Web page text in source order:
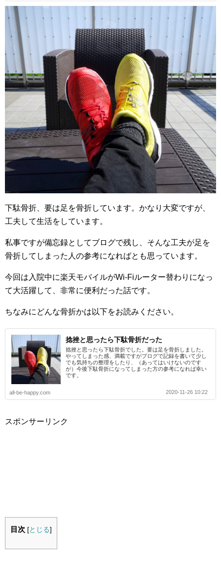
下駄骨折、要は足を骨折しています。かなり大変ですが、
工夫して生活をしています。
私事ですが備忘録としてブログで残し、そんな工夫が足を
骨折してしまった人の参考になればとも思っています。
今回は入院中に楽天モバイルがWi-Fiルーター替わりになっ
て大活躍して、非常に便利だった話です。
ちなみにどんな骨折かは以下をお読みください。
捻挫と思ったら下駄骨折だった
捻挫と思ったら下駄骨折でした。要は足を骨折しました。
やってしまった感、満載ですがブログで記録を書いて少し
でも気持ちの整理をしたり、（あってはいけないのです
が）今後下駄骨折になってしまった方の参考になれば幸い
です。
all-be-happy.com 2020-11-26 10:22
スポンサーリンク
目次 [とじる]